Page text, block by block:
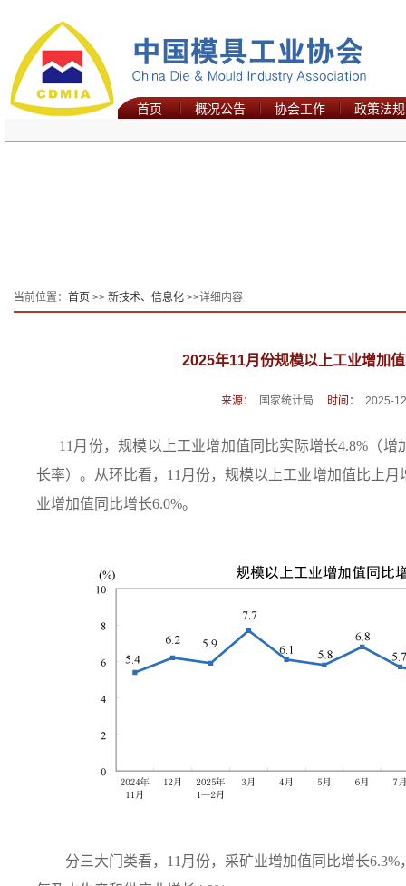
首页 概况公告 协会工作 政策法规
当前位置： 首页 >> 新技术、信息化 >>详细内容
2025年11月份规模以上工业增加
来源： 国家统计局 时间： 2025-
11 月份，规模以上工业增加值同比实际增长4.8% （
长率）。从环比看， 11 月份，规模以上工业增加值比上月
业增加值同比增长6.0%。
分三大门类看， 11 月份，采矿业增加值同比增长6.3%